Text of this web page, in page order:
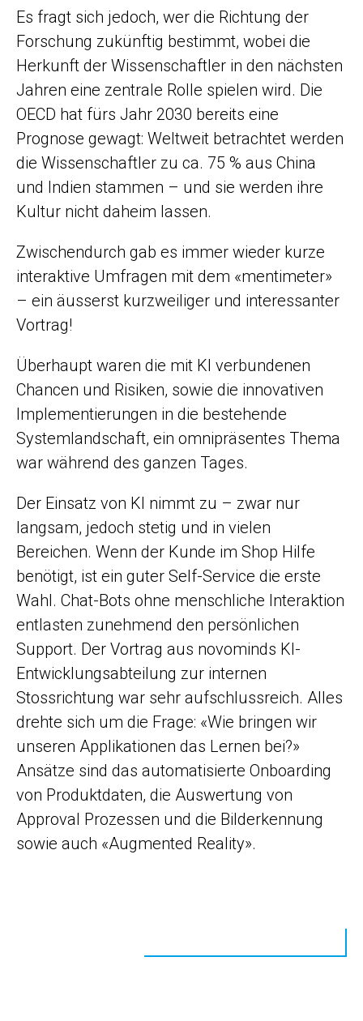
Es fragt sich jedoch, wer die Richtung der
Forschung zukünftig bestimmt, wobei die
Herkunft der Wissenschaftler in den nächsten
Jahren eine zentrale Rolle spielen wird. Die
OECD hat fürs Jahr 2030 bereits eine
Prognose gewagt: Weltweit betrachtet werden
die Wissenschaftler zu ca. 75 % aus China
und Indien stammen – und sie werden ihre
Kultur nicht daheim lassen.
Zwischendurch gab es immer wieder kurze
interaktive Umfragen mit dem «mentimeter»
– ein äusserst kurzweiliger und interessanter
Vortrag!
Überhaupt waren die mit KI verbundenen
Chancen und Risiken, sowie die innovativen
Implementierungen in die bestehende
Systemlandschaft, ein omnipräsentes Thema
war während des ganzen Tages.
Der Einsatz von KI nimmt zu – zwar nur
langsam, jedoch stetig und in vielen
Bereichen. Wenn der Kunde im Shop Hilfe
benötigt, ist ein guter Self-Service die erste
Wahl. Chat-Bots ohne menschliche Interaktion
entlasten zunehmend den persönlichen
Support. Der Vortrag aus novominds KI-
Entwicklungsabteilung zur internen
Stossrichtung war sehr aufschlussreich. Alles
drehte sich um die Frage: «Wie bringen wir
unseren Applikationen das Lernen bei?»
Ansätze sind das automatisierte Onboarding
von Produktdaten, die Auswertung von
Approval Prozessen und die Bilderkennung
sowie auch «Augmented Reality».